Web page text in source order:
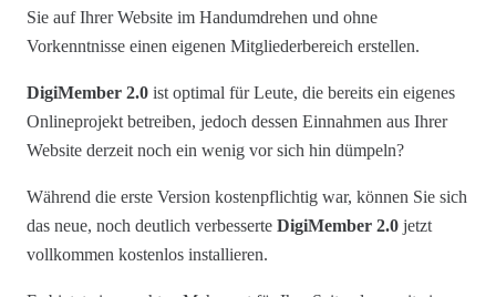
Sie auf Ihrer Website im Handumdrehen und ohne
Vorkenntnisse einen eigenen Mitgliederbereich erstellen.
DigiMember 2.0 ist optimal für Leute, die bereits ein eigenes
Onlineprojekt betreiben, jedoch dessen Einnahmen aus Ihrer
Website derzeit noch ein wenig vor sich hin dümpeln?
Während die erste Version kostenpflichtig war, können Sie sich
das neue, noch deutlich verbesserte DigiMember 2.0 jetzt
vollkommen kostenlos installieren.